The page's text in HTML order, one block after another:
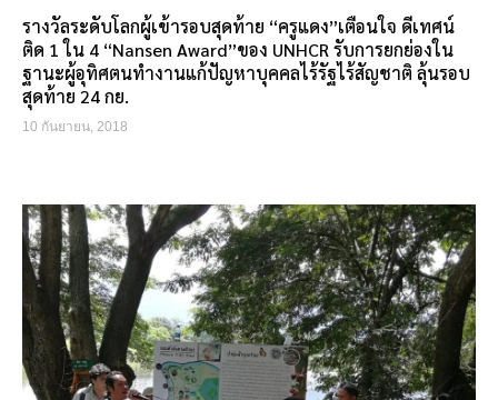
รางวัลระดับโลกผู้เข้ารอบสุดท้าย “ครูแดง”เตือนใจ ดีเทศน์
ติด 1 ใน 4 “Nansen Award”ของ UNHCR รับการยกย่องใน
ฐานะผู้อุทิศตนทำงานแก้ปัญหาบุคคลไร้รัฐไร้สัญชาติ ลุ้นรอบ
สุดท้าย 24 กย.
10 กันยายน, 2018